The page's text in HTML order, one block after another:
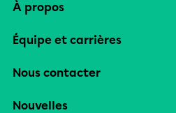
À propos
Équipe et carrières
Nous contacter
Nouvelles